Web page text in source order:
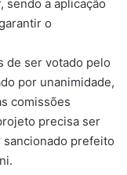
sendo a aplicação
o
de ser votado pelo
por unanimidade,
comissões
precisa ser
sancionado prefeito